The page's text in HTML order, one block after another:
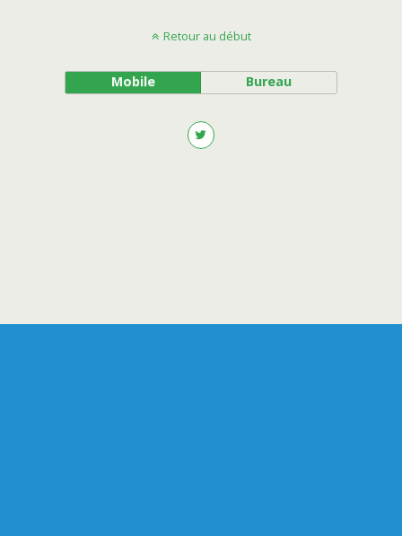
Retour au début
Mobile Bureau